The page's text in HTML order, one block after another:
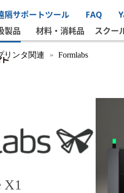
隔サポートツール FAQ
製品
材料・消耗品 スクー
リンタ関連 Formlabs
X1